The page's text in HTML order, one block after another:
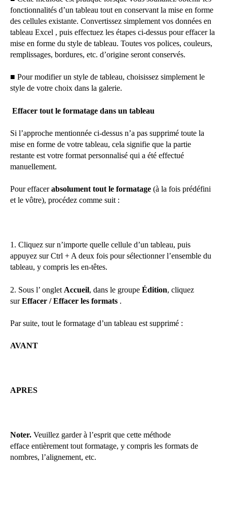
fonctionnalités d’un tableau tout en conservant la mise en forme
des cellules existante. Convertissez simplement vos données en
tableau Excel , puis effectuez les étapes ci-dessus pour effacer la
mise en forme du style de tableau. Toutes vos polices, couleurs,
remplissages, bordures, etc. d’origine seront conservés.
■ Pour modifier un style de tableau, choisissez simplement le
style de votre choix dans la galerie.
Effacer tout le formatage dans un tableau
Si l’approche mentionnée ci-dessus n’a pas supprimé toute la
mise en forme de votre tableau, cela signifie que la partie
restante est votre format personnalisé qui a été effectué
manuellement.
Pour effacerabsolument tout le formatage (à la fois prédéfini
et le vôtre), procédez comme suit :
1. Cliquez sur n’importe quelle cellule d’un tableau, puis
appuyez sur Ctrl + A deux fois pour sélectionner l’ensemble du
tableau, y compris les en-têtes.
2. Sous l’ onglet Accueil, dans le groupe Édition, cliquez
surEffacer / Effacer les formats .
Par suite, tout le formatage d’un tableau est supprimé :
AVANT
APRES
Noter. Veuillez garder à l’esprit que cette méthode
efface entièrement tout formatage, y compris les formats de
nombres, l’alignement, etc.